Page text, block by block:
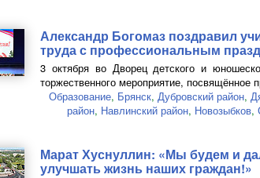
Александр Богомаз поздравил
труда с профессиональным
3 октября во Дворец детского и
торжественного мероприятие, посвящённое
Образование, Брянск, Дубровский район,
район, Навлинский район, Новозыбков,
Марат Хуснуллин: «Мы будем и
улучшать жизнь наших граждан!»